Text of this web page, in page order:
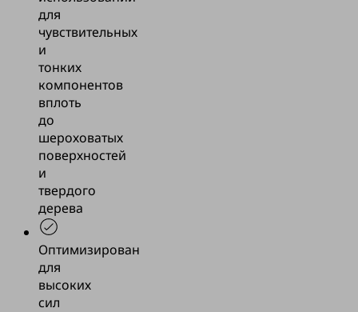
для
чувствительных
и
тонких
компонентов
вплоть
до
шероховатых
поверхностей
и
твердого
дерева
Оптимизирован
для
высоких
сил